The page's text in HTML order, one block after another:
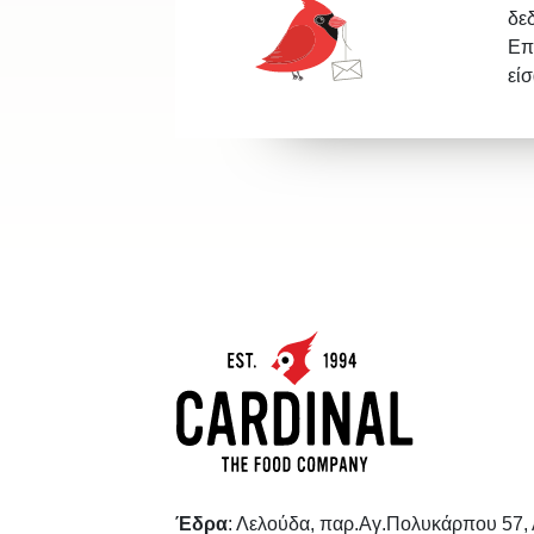
Έδρα: Λελούδα, παρ.Αγ.Πολυκάρπου 57,